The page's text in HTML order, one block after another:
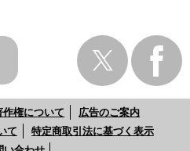
作権について
広告のご案内
て
特定商取引法に基づく表示